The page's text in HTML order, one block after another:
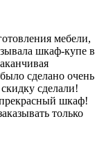
мебели,
шкаф-купе в
сделано очень
сделали!
шкаф!
только